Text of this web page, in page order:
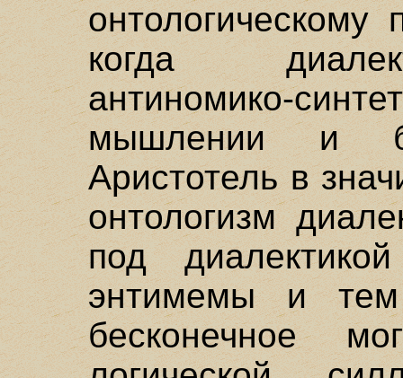
онтологическому
когда
антиномико-
мышлении и
Аристотель в
онтологизм
под
энтимемы и тем
бесконечное